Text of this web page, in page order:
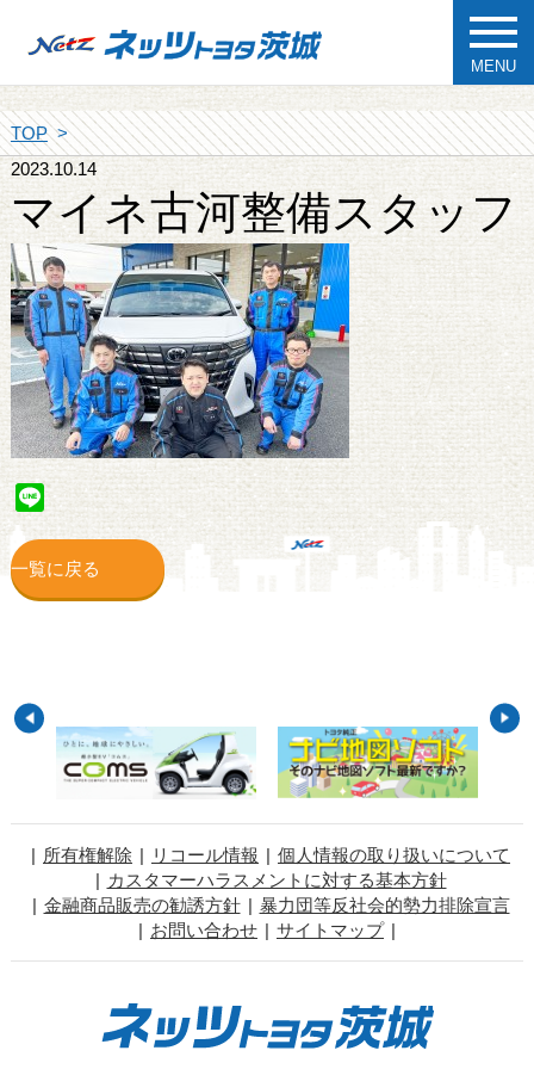
MENU
TOP
2023.10.14
マイネ古河整備スタッフ
Line
一覧に戻る
所有権解除 リコール情報
個人情報の取り扱いについて
カスタマーハラスメントに対する基本方針
金融商品販売の勧誘方針
暴力団等反社会的勢力排除宣言
お問い合わせ
サイトマップ